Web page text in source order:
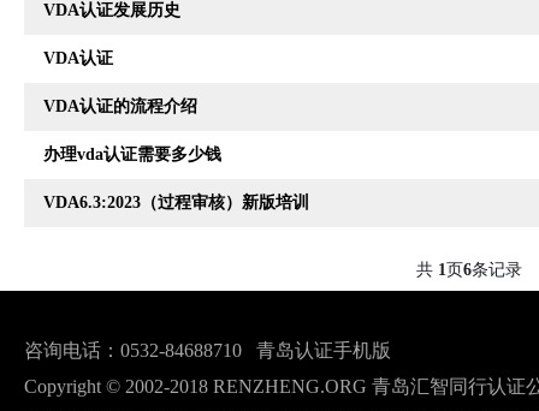
VDA认证发展历史
VDA认证
VDA认证的流程介绍
办理vda认证需要多少钱
VDA6.3:2023（过程审核）新版培训
共 1页6条记录
咨询电话：0532-84688710 青岛认证手机版
Copyright © 2002-2018 RENZHENG.ORG 青岛汇智同行认